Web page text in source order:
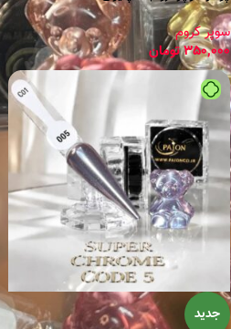
سوپر کروم
350,000تومان
جدید